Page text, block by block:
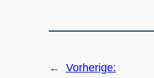
←
Vorherige: